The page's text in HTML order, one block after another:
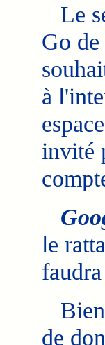
Le
Go
à
invité
le
Bien
de